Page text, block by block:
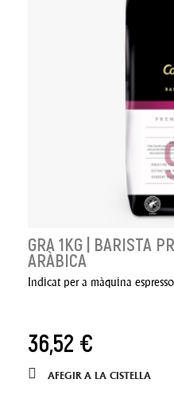
GRA 1KG | BARISTA
ARÀBICA
Indicat per a màquina
36,52 €
AFEGIR A LA CISTELLA